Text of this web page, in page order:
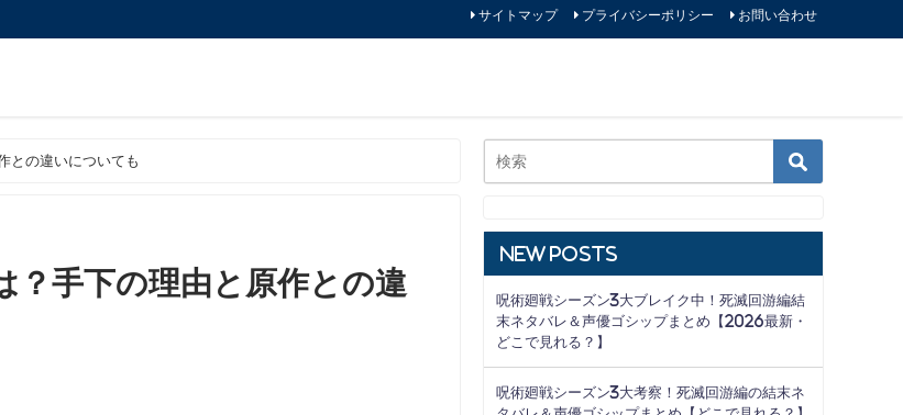
サイトマップ プライバシーポリシー お問い合わせ
との違いについても
？手下の理由と原作との違
New Posts
呪術廻戦シーズン3大ブレイク中！死滅回游編結
末ネタバレ＆声優ゴシップまとめ【2026最新・
どこで見れる？】
呪術廻戦シーズン3大考察！死滅回游編の結末ネ